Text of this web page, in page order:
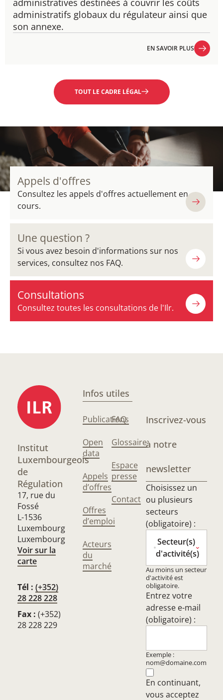
administratives destinées à couvrir les coûts
administratifs globaux du régulateur ainsi que
son annexe.
EN SAVOIR PLUS
TOUT LE CADRE LÉGAL
Appels d'offres
Consultez les appels d'offres actuellement en
cours.
Une question ?
Si vous avez besoin d'informations sur nos
services, consultez nos FAQ.
Consultations
Consultez toutes les consultations de l'Ilr.
Institut
Luxembourgeois
de
Régulation
17, rue du
Fossé
L-1536
Luxembourg
Luxembourg
Voir sur la
carte
Tél : (+352)
28 228 228
Fax : (+352)
28 228 229
Infos utiles
Publications
Open
data
Appels
d’offres
Offres
d’emploi
Acteurs
du
marché
FAQ
Glossaire
Espace
presse
Contact
Inscrivez-vous
à notre
newsletter
Choisissez un
ou plusieurs
secteurs
(obligatoire) :
Secteur(s)
d'activité(s)
Au moins un secteur
d'activité est
obligatoire.
Entrez votre
adresse e-mail
(obligatoire) :
Exemple :
nom@domaine.com
En continuant,
vous acceptez